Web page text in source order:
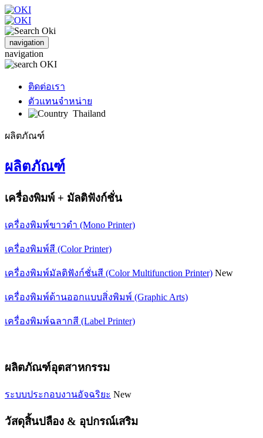
navigation
navigation
ติดต่อเรา
ตัวแทนจำหน่าย
Thailand
ผลิตภัณฑ์
ผลิตภัณฑ์
เครื่องพิมพ์ + มัลติฟังก์ชั่น
เครื่องพิมพ์ขาวดำ (Mono Printer)
เครื่องพิมพ์สี (Color Printer)
เครื่องพิมพ์มัลติฟังก์ชั่นสี (Color Multifunction Printer) New
เครื่องพิมพ์ด้านออกแบบสิ่งพิมพ์ (Graphic Arts)
เครื่องพิมพ์ฉลากสี (Label Printer)
ผลิตภัณฑ์อุตสาหกรรม
ระบบประกอบงานอัจฉริยะ New
วัสดุสิ้นปลือง & อุปกรณ์เสริม